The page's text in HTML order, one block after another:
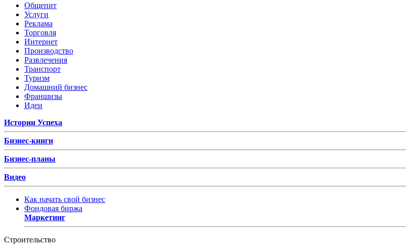
Общепит
Услуги
Реклама
Торговля
Интернет
Производство
Развлечения
Транспорт
Туризм
Домашний бизнес
Франшизы
Идеи
Истории Успеха
Бизнес-книги
Бизнес-планы
Видео
Как начать свой бизнес
Фондовая биржа
Маркетинг
Строительство